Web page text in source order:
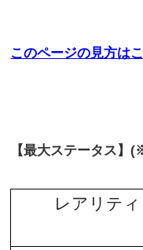
このページの見方は
【最大ステータス】
レアリティ